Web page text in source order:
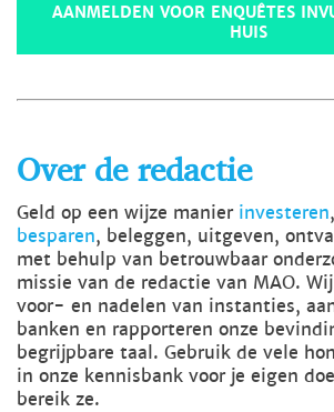
AANMELDEN VOOR ENQUÊTES
HUIS
Over de redactie
Geld op een wijze manier investeren,
besparen, beleggen, uitgeven,
met behulp van betrouwbaar
missie van de redactie van MAO. Wij
voor- en nadelen van instanties,
banken en rapporteren onze
begrijpbare taal. Gebruik de vele
in onze kennisbank voor je eigen
bereik ze.